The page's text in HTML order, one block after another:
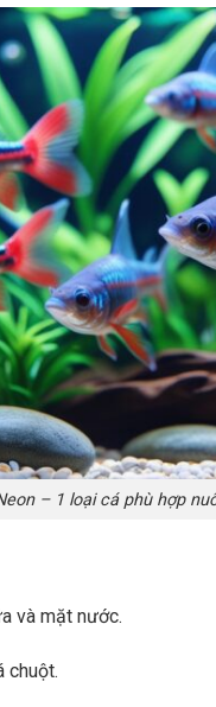
– 1 loại cá phù hợp
và mặt nước.
chuột.